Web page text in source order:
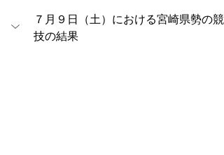
７月９日（土）における宮崎県勢の競
技の結果